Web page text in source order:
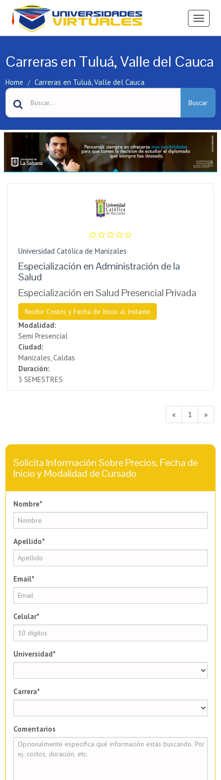
Ver
Carreras en Tuluá, Valle del Cauca
Home Carreras en Tuluá, Valle del Cauca
Buscar
Universidad Católica de Manizales
Especialización en Administración de la
Salud
Especialización en Salud Presencial Privada
Recibir Costos y Fecha de Inicio al Instante
Modalidad:
Semi Presencial
Ciudad:
Manizales, Caldas
Duración:
3 SEMESTRES
« 1 »
Solicita Información Sobre Precios, Fecha de
Inicio y Modalidad de Cursado
Nombre*
Apellido*
Email*
Celular*
Universidad*
Carrera*
Comentarios